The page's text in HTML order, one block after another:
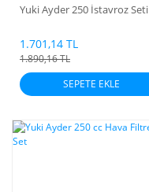
Yuki Ayder 250 İstavroz Seti
1.701,14 TL
1.890,16 TL
SEPETE EKLE